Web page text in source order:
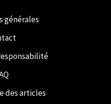
générales
des articles